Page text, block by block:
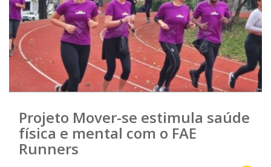
Projeto Mover-se estimula saúde
física e mental com o FAE
Runners